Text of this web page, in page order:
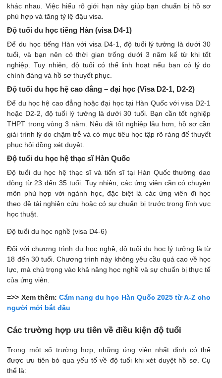
khác nhau. Việc hiểu rõ giới hạn này giúp bạn chuẩn bị hồ sơ
phù hợp và tăng tỷ lệ đậu visa.
Độ tuổi du học tiếng Hàn (visa D4-1)
Để du học tiếng Hàn với visa D4-1, độ tuổi lý tưởng là dưới 30
tuổi, và bạn nên có thời gian trống dưới 3 năm kể từ khi tốt
nghiệp. Tuy nhiên, độ tuổi có thể linh hoạt nếu bạn có lý do
chính đáng và hồ sơ thuyết phục.
Độ tuổi du học hệ cao đẳng – đại học (Visa D2-1, D2-2)
Để du học hệ cao đẳng hoặc đại học tại Hàn Quốc với visa D2-1
hoặc D2-2, độ tuổi lý tưởng là dưới 30 tuổi. Bạn cần tốt nghiệp
THPT trong vòng 3 năm. Nếu đã tốt nghiệp lâu hơn, hồ sơ cần
giải trình lý do chậm trễ và có mục tiêu học tập rõ ràng để thuyết
phục hội đồng xét duyệt.
Độ tuổi du học hệ thạc sĩ Hàn Quốc
Độ tuổi du học hệ thạc sĩ và tiến sĩ tại Hàn Quốc thường dao
động từ 23 đến 35 tuổi. Tuy nhiên, các ứng viên cần có chuyên
môn phù hợp với ngành học, đặc biệt là các ứng viên đi học
theo đề tài nghiên cứu hoặc có sự chuẩn bị trước trong lĩnh vực
học thuật.
Độ tuổi du học nghề (visa D4-6)
Đối với chương trình du học nghề, độ tuổi du học lý tưởng là từ
18 đến 30 tuổi. Chương trình này không yêu cầu quá cao về học
lực, mà chú trọng vào khả năng học nghề và sự chuẩn bị thực tế
của ứng viên.
=>> Xem thêm: Cẩm nang du học Hàn Quốc 2025 từ A-Z cho
người mới bắt đầu
Các trường hợp ưu tiên về điều kiện độ tuổi
Trong một số trường hợp, những ứng viên nhất định có thể
được ưu tiên bỏ qua yếu tố về độ tuổi khi xét duyệt hồ sơ. Cụ
thể là: